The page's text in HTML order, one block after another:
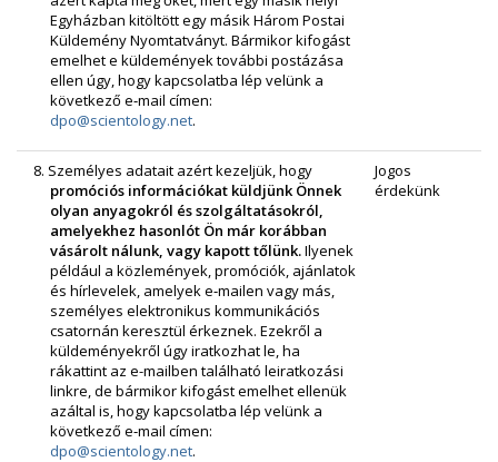
Egyházban kitöltött egy másik Három Postai
Küldemény Nyomtatványt. Bármikor kifogást
emelhet e küldemények további postázása
ellen úgy, hogy kapcsolatba lép velünk a
következő e‑mail címen:
dpo@scientology.net.
8. Személyes adatait azért kezeljük, hogy
promóciós információkat küldjünk Önnek
olyan anyagokról és szolgáltatásokról,
amelyekhez hasonlót Ön már korábban
vásárolt nálunk, vagy kapott tőlünk.Ilyenek
például a közlemények, promóciók, ajánlatok
és hírlevelek, amelyek e‑mailen vagy más,
személyes elektronikus kommunikációs
csatornán keresztül érkeznek. Ezekről a
küldeményekről úgy iratkozhat le, ha
rákattint az e-mailben található leiratkozási
linkre, de bármikor kifogást emelhet ellenük
azáltal is, hogy kapcsolatba lép velünk a
következő e‑mail címen:
dpo@scientology.net.
Jogos
érdekünk